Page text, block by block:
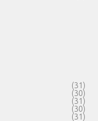
(31)
(30)
(31)
(30)
(31)